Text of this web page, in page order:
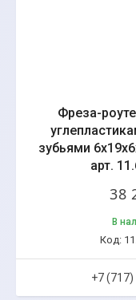
Фреза-
зубьями
арт.
38
В
+7